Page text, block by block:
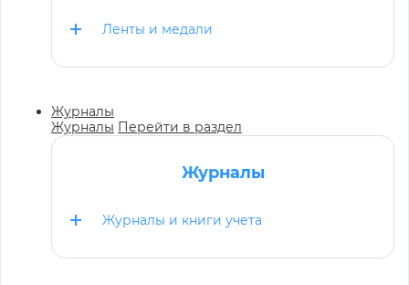
Ленты и медали
Журналы
Журналы Перейти в раздел
Журналы
Журналы и книги учета